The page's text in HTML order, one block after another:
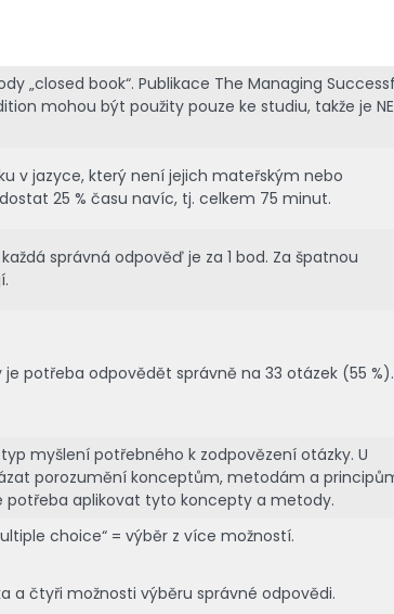
„closed book“. Publikace The Managing
mohou být použity pouze ke studiu, takže je
v jazyce, který není jejich mateřským nebo
25 % času navíc, tj. celkem 75 minut.
správná odpověď je za 1 bod. Za špatnou
je potřeba odpovědět správně na 33 otázek (55 %).
myšlení potřebného k zodpovězení otázky. U
porozumění konceptům, metodám a
potřeba aplikovat tyto koncepty a metody.
choice“ = výběr z více možností.
a čtyři možnosti výběru správné odpovědi.